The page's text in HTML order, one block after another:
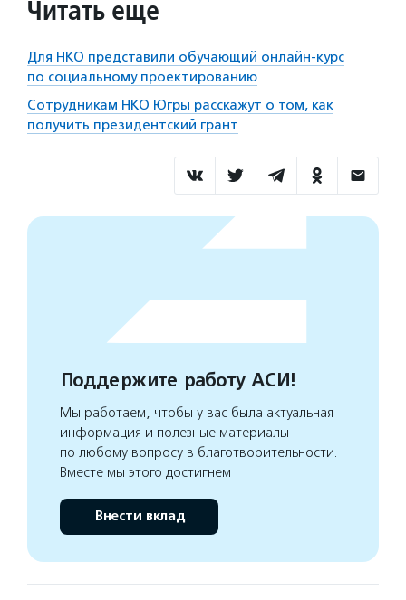
Читать еще
Для НКО представили обучающий онлайн-курс
по социальному проектированию
Сотрудникам НКО Югры расскажут о том, как
получить президентский грант
Поддержите работу АСИ!
Мы работаем, чтобы у вас была актуальная
информация и полезные материалы
по любому вопросу в благотворительности.
Вместе мы этого достигнем
Внести вклад